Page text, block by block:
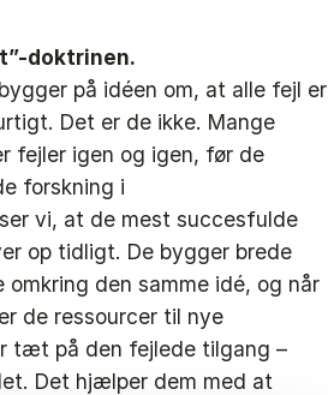
doktrinen.
på idéen om, at alle fejl er
Det er de ikke. Mange
fejler igen og igen, før de
forskning i
vi, at de mest succesfulde
op tidligt. De bygger brede
den samme idé, og når
de ressourcer til nye
tæt på den fejlede tilgang –
Det hjælper dem med at